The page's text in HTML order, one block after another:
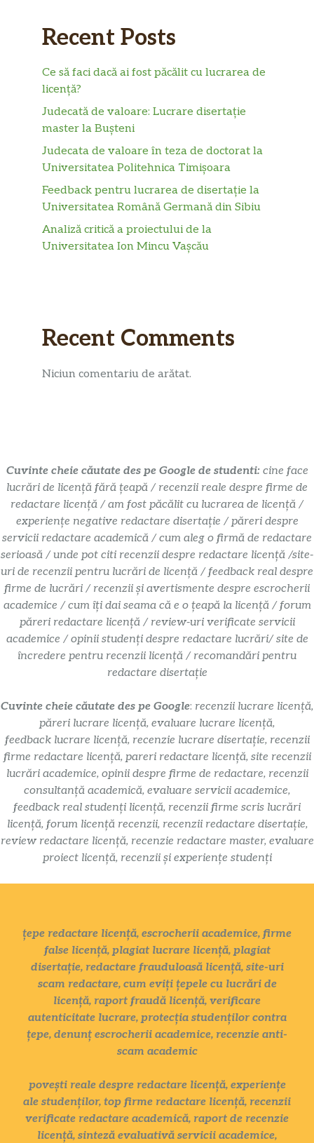
Recent Posts
Ce să faci dacă ai fost păcălit cu lucrarea de
licență?
Judecată de valoare: Lucrare disertație
master la Bușteni
Judecata de valoare în teza de doctorat la
Universitatea Politehnica Timișoara
Feedback pentru lucrarea de disertație la
Universitatea Română Germană din Sibiu
Analiză critică a proiectului de la
Universitatea Ion Mincu Vașcău
Recent Comments
Niciun comentariu de arătat.
Cuvinte cheie căutate des pe Google de studenti: cine face
lucrări de licență fără țeapă / recenzii reale despre firme de
redactare licență / am fost păcălit cu lucrarea de licență /
experiențe negative redactare disertație / păreri despre
servicii redactare academică / cum aleg o firmă de redactare
serioasă / unde pot citi recenzii despre redactare licență /site-
uri de recenzii pentru lucrări de licență / feedback real despre
firme de lucrări / recenzii și avertismente despre escrocherii
academice / cum îți dai seama că e o țeapă la licență / forum
păreri redactare licență / review-uri verificate servicii
academice / opinii studenți despre redactare lucrări/ site de
încredere pentru recenzii licență / recomandări pentru
redactare disertație
Cuvinte cheie căutate des pe Google: recenzii lucrare licență,
păreri lucrare licență, evaluare lucrare licență,
feedback lucrare licență, recenzie lucrare disertație, recenzii
firme redactare licență, pareri redactare licență, site recenzii
lucrări academice, opinii despre firme de redactare, recenzii
consultanță academică, evaluare servicii academice,
feedback real studenți licență, recenzii firme scris lucrări
licență, forum licență recenzii, recenzii redactare disertație,
review redactare licență, recenzie redactare master, evaluare
proiect licență, recenzii și experiențe studenți
țepe redactare licență, escrocherii academice, firme
false licență, plagiat lucrare licență, plagiat
disertație, redactare frauduloasă licență, site-uri
scam redactare, cum eviți țepele cu lucrări de
licență, raport fraudă licență, verificare
autenticitate lucrare, protecția studenților contra
țepe, denunț escrocherii academice, recenzie anti-
scam academic
povești reale despre redactare licență, experiențe
ale studenților, top firme redactare licență, recenzii
verificate redactare academică, raport de recenzie
licență, sinteză evaluativă servicii academice,